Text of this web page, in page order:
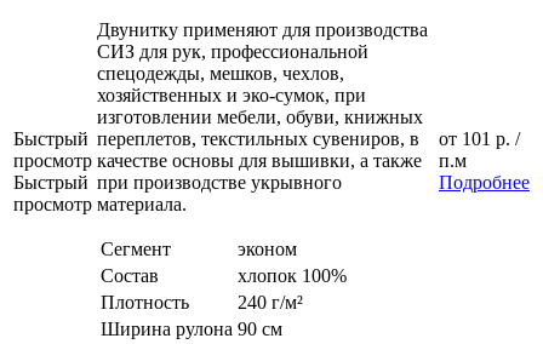
Быстрый
просмотр
Быстрый
просмотр
Двунитку применяют для производства
СИЗ для рук, профессиональной
спецодежды, мешков, чехлов,
хозяйственных и эко-сумок, при
изготовлении мебели, обуви, книжных
переплетов, текстильных сувениров, в
качестве основы для вышивки, а также
при производстве укрывного
материала.
Сегмент
эконом
Состав
хлопок 100%
Плотность
240 г/м²
Ширина рулона 90 см
от 101 р. /
п.м
Подробнее